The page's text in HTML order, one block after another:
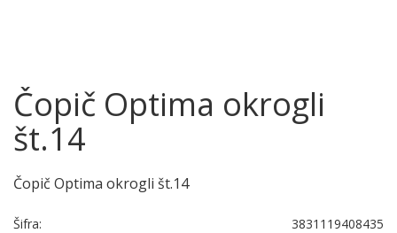
Čopič Optima okrogli
št.14
Čopič Optima okrogli št.14
Šifra:
3831119408435